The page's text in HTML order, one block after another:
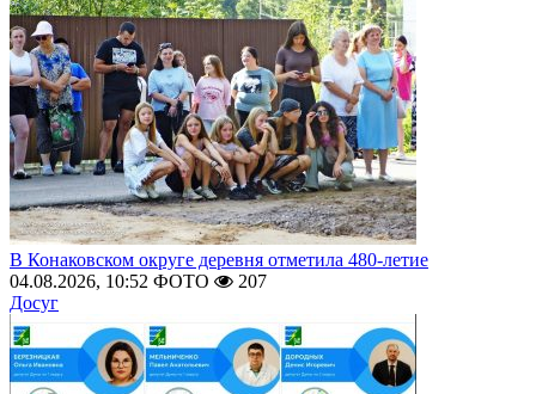
В Конаковском округе деревня отметила 480-летие
04.08.2026, 10:52 ФОТО
207
Досуг